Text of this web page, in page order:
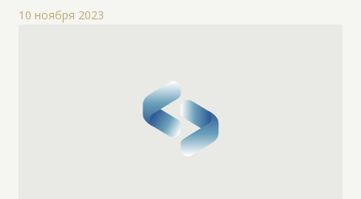
10 ноября 2023